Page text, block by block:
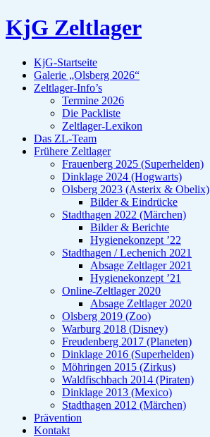
KjG Zeltlager
KjG-Startseite
Galerie „Olsberg 2026“
Zeltlager-Info’s
Termine 2026
Die Packliste
Zeltlager-Lexikon
Das ZL-Team
Frühere Zeltlager
Frauenberg 2025 (Superhelden)
Dinklage 2024 (Hogwarts)
Olsberg 2023 (Asterix & Obelix)
Bilder & Eindrücke
Stadthagen 2022 (Märchen)
Bilder & Berichte
Hygienekonzept ’22
Stadthagen / Lechenich 2021
Absage Zeltlager 2021
Hygienekonzept ’21
Online-Zeltlager 2020
Absage Zeltlager 2020
Olsberg 2019 (Zoo)
Warburg 2018 (Disney)
Freudenberg 2017 (Planeten)
Dinklage 2016 (Superhelden)
Möhringen 2015 (Zirkus)
Waldfischbach 2014 (Piraten)
Dinklage 2013 (Mexico)
Stadthagen 2012 (Märchen)
Prävention
Kontakt